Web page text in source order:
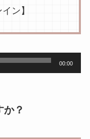
ン】
00:00
か？